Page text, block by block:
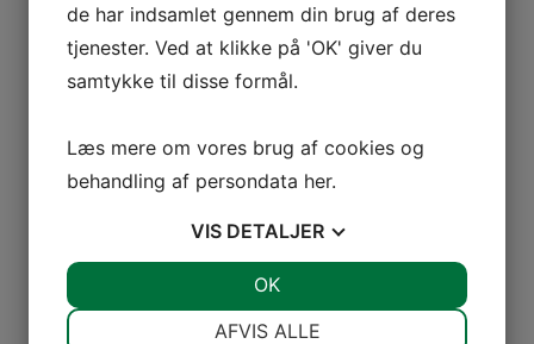
de har indsamlet gennem din brug af deres
tjenester. Ved at klikke på 'OK' giver du
samtykke til disse formål.
Læs mere om vores brug af cookies og
behandling af persondata her.
VIS DETALJER
AFVIS ALLE
OK